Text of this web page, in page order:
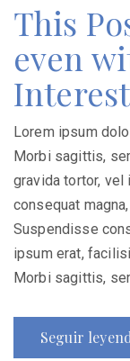
This
even
Lorem ipsum
Morbi sagittis,
gravida tortor, vel
consequat
Suspendisse
ipsum erat,
Morbi sagittis,
Seguir